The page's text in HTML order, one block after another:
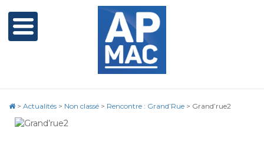
> Actualités > Non classé > Rencontre : Grand’Rue > Grand’rue2